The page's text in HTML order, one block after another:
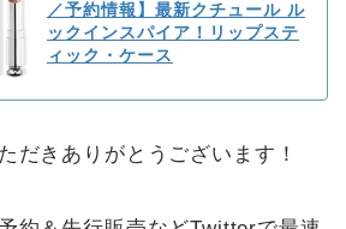
／予約情報】最新クチュール ル
ックインスパイア！リップステ
ィック・ケース
だきありがとうございます！